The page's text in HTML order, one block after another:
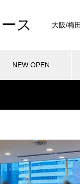
ス 大阪/梅
NEW OPEN